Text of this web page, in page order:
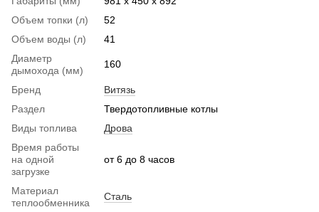
Объем топки (л)
52
Объем воды (л)
41
Диаметр
дымохода (мм)
160
Бренд
Витязь
Раздел
Твердотопливные котлы
Виды топлива
Дрова
Время работы
на одной
загрузке
от 6 до 8 часов
Материал
теплообменника
Сталь